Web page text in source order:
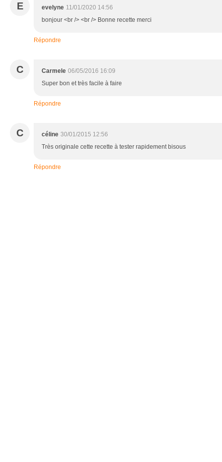
E evelyne 11/01/2020 14:56
bonjour <br /> <br /> Bonne recette merci
Répondre
C Carmele 06/05/2016 16:09
Super bon et très facile à faire
Répondre
C céline 30/01/2015 12:56
Très originale cette recette à tester rapidement bisous
Répondre